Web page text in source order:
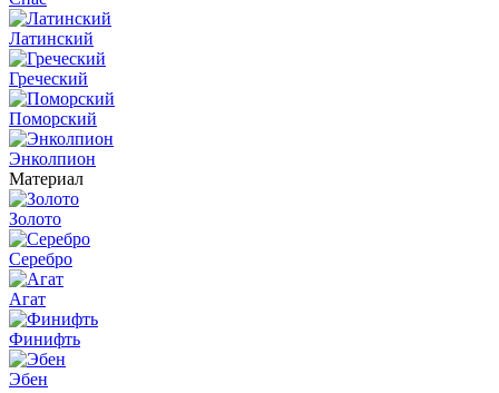
Латинский
Греческий
Поморский
Энколпион
Материал
Золото
Серебро
Агат
Финифть
Эбен